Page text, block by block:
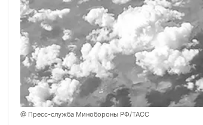
@ Пресс-служба Минобороны РФ/ТАСС